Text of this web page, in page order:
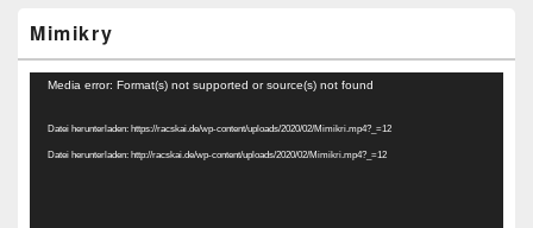
Mimikry
Video-
Media error: Format(s) not supported or source(s) not found
Datei herunterladen: https://racskai.de/wp-content/uploads/2020/02/Mimikri.mp4?_=12
Datei herunterladen: http://racskai.de/wp-content/uploads/2020/02/Mimikri.mp4?_=12